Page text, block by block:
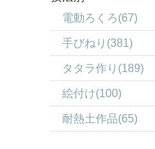
電動ろくろ(67)
手びねり(381)
タタラ作り(189)
絵付け(100)
耐熱土作品(65)